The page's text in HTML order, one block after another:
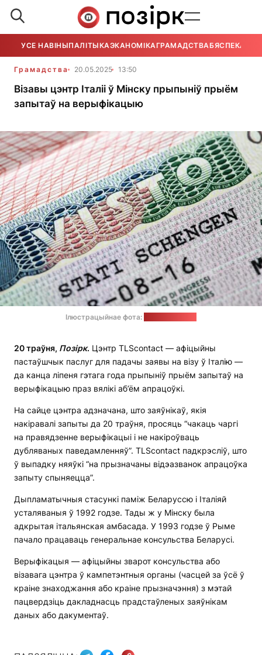
УСЕ НАВІНЫПАЛІТЫКАЭКАНОМІКАГРАМАДСТВАБЯСПЕКА
Грамадства 20.05.2025 13:50
Візавы цэнтр Італіі ў Мінску прыпыніў прыём
запытаў на верыфікацыю
Ілюстрацыйнае фота:
20 траўня, Позірк. Цэнтр TLScontact — афіцыйны
пастаўшчык паслуг для падачы заявы на візу ў Італію —
да канца ліпеня гэтага года прыпыніў прыём запытаў на
верыфікацыю праз вялікі аб’ём апрацоўкі.
На сайце цэнтра адзначана, што заяўнікаў, якія
накіравалі запыты да 20 траўня, просяць “чакаць чаргі
на правядзенне верыфікацыі і не накіроўваць
дубляваных паведамленняў”. TLScontact падкрэсліў, што
ў выпадку няяўкі “на прызначаны відэазванок апрацоўка
запыту спыняецца”.
Дыпламатычныя стасункі паміж Беларуссю і Італіяй
усталяваныя ў 1992 годзе. Тады ж у Мінску была
адкрытая італьянская амбасада. У 1993 годзе ў Рыме
пачало працаваць генеральнае консульства Беларусі.
Верыфікацыя — афіцыйны зварот консульства або
візавага цэнтра ў кампетэнтныя органы (часцей за ўсё ў
краіне знаходжання або краіне прызначэння) з мэтай
пацвердзіць дакладнасць прадстаўленых заяўнікам
даных або дакументаў.